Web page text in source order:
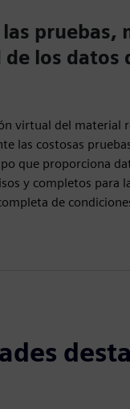
pruebas,
de los datos
virtual del material
las costosas
que proporciona
y completos para
de